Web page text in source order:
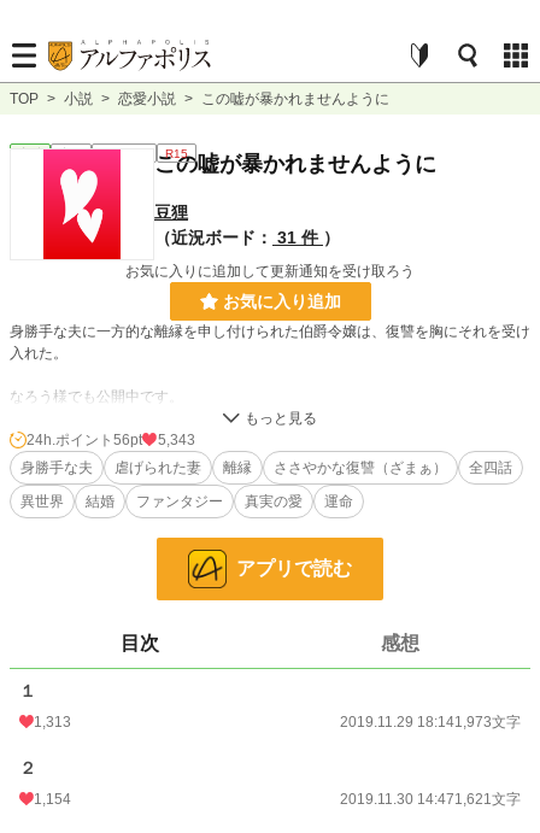
TOP > 小説 > 恋愛小説 > この嘘が暴かれませんように
完結 ｼｮｰﾄｼｮｰﾄ R15
この嘘が暴かれませんように
豆狸
（近況ボード： 31 件 ）
お気に入りに追加して更新通知を受け取ろう
お気に入り追加
身勝手な夫に一方的な離縁を申し付けられた伯爵令嬢は、復讐を胸にそれを受け
入れた。
なろう様でも公開中です。
小説 14,970 位 / 228,570 件
恋愛 6,669 位 / 66,310 件
初回公開日時
24h.ポイント 56pt
5,343
身勝手な夫
虐げられた妻 離縁 ささやかな復讐（ざまぁ）
全四話
異世界
結婚 ファンタジー 真実の愛 運命
アプリで読む
目次 感想
１
1,313 2019.11.29 18:141,973文字
２
1,154 2019.11.30 14:471,621文字